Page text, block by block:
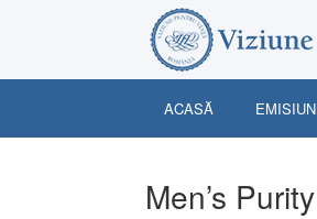
ACASĂ
Men’s Purity